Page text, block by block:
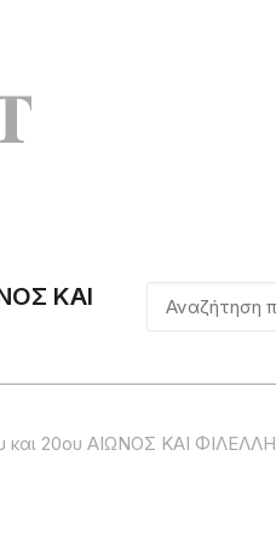
ΚΑΙ
Αναζήτηση
20ου ΑΙΩΝΟΣ ΚΑΙ